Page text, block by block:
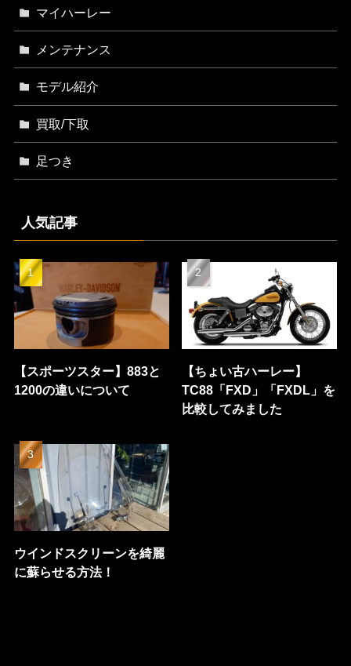
マイハーレー
メンテナンス
モデル紹介
買取/下取
足つき
人気記事
【スポーツスター】883と
1200の違いについて
【ちょい古ハーレー】
TC88「FXD」「FXDL」を
比較してみました
ウインドスクリーンを綺麗
に蘇らせる方法！